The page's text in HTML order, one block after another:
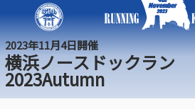
2023年11月4日開催
横浜ノースドックラン
2023Autumn